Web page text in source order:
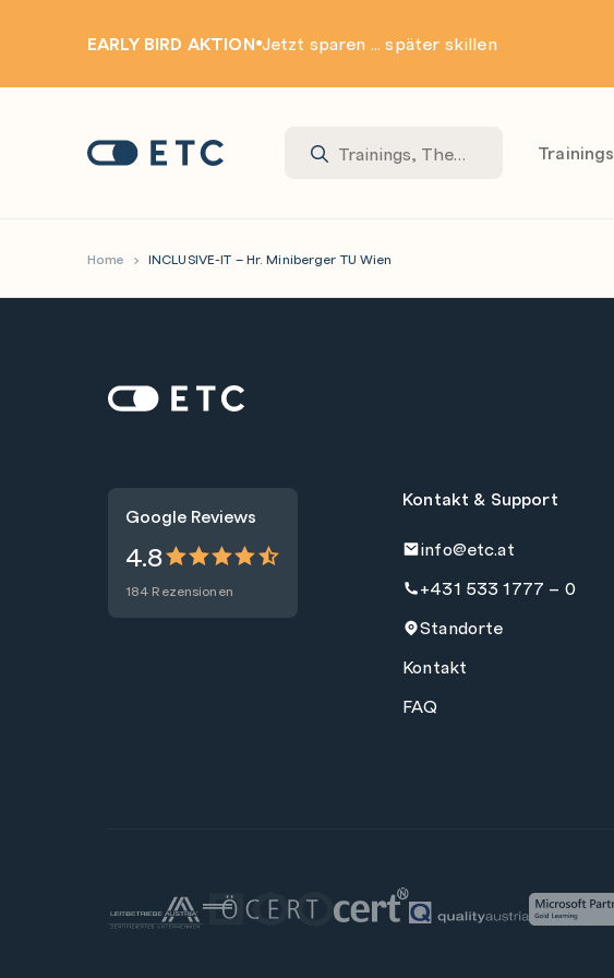
EARLY BIRD AKTION Jetzt sparen ... später skillen
Startseite: ETC Trainings
Home INCLUSIVE-IT – Hr. Miniberger TU Wien
Zur Startseite: ETC
Google Reviews
4.8
184 Rezensionen
Kontakt & Support
info@etc.at
+431 533 1777 – 0
Standorte
Kontakt
FAQ